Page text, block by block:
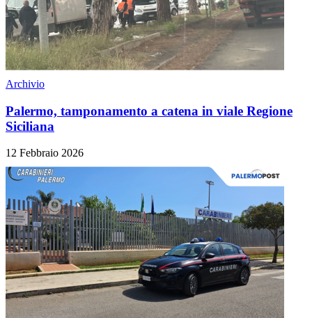
Archivio
Palermo, tamponamento a catena in viale Regione
Siciliana
12 Febbraio 2026